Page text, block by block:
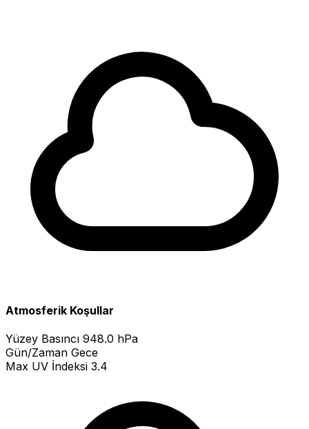
Atmosferik Koşullar
Yüzey Basıncı 948.0 hPa
Gün/Zaman Gece
Max UV İndeksi 3.4